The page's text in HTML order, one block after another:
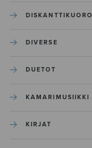
DISKANTTIKUORO
DIVERSE
DUETOT
KAMARIMUSIIKKI
KIRJAT